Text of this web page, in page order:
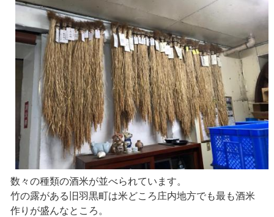
数々の種類の酒米が並べられています。
竹の露がある旧羽黒町は米どころ庄内地方でも最も酒米
作りが盛んなところ。